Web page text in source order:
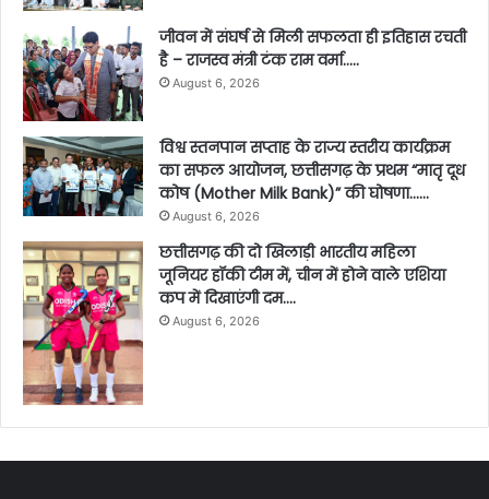
जीवन में संघर्ष से मिली सफलता ही इतिहास रचती
है – राजस्व मंत्री टंक राम वर्मा…..
August 6, 2026
विश्व स्तनपान सप्ताह के राज्य स्तरीय कार्यक्रम
का सफल आयोजन, छत्तीसगढ़ के प्रथम “मातृ दूध
कोष (Mother Milk Bank)” की घोषणा……
August 6, 2026
छत्तीसगढ़ की दो खिलाड़ी भारतीय महिला
जूनियर हॉकी टीम में, चीन में होने वाले एशिया
कप में दिखाएंगी दम….
August 6, 2026